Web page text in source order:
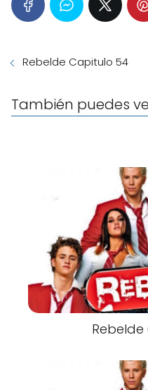
Rebelde Capitulo 54
También puedes
Rebelde